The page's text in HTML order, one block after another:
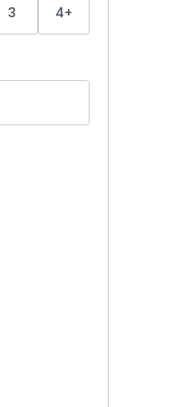
3 4+